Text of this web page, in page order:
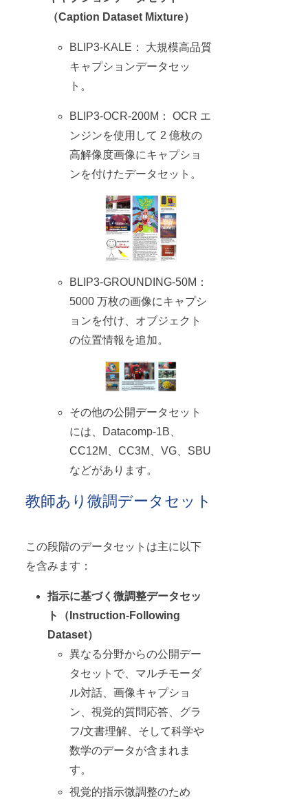
（Caption Dataset Mixture）
BLIP3-KALE： 大規模高品質
キャプションデータセッ
ト。
BLIP3-OCR-200M： OCR エ
ンジンを使用して 2 億枚の
高解像度画像にキャプショ
ンを付けたデータセット。
BLIP3-GROUNDING-50M：
5000 万枚の画像にキャプシ
ョンを付け、オブジェクト
の位置情報を追加。
その他の公開データセット
には、Datacomp-1B、
CC12M、CC3M、VG、SBU
などがあります。
教師あり微調データセット
この段階のデータセットは主に以下
を含みます：
指示に基づく微調整データセッ
ト（Instruction-Following
Dataset）
異なる分野からの公開デー
タセットで、マルチモーダ
ル対話、画像キャプショ
ン、視覚的質問応答、グラ
フ/文書理解、そして科学や
数学のデータが含まれま
す。
視覚的指示微調整のため